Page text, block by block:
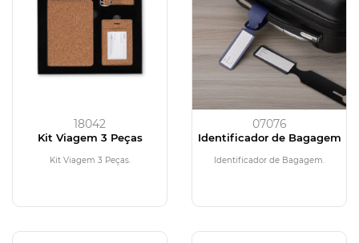
18042
Kit Viagem 3 Peças
Kit Viagem 3 Peças.
07076
Identificador de Bagagem
Identificador de Bagagem.